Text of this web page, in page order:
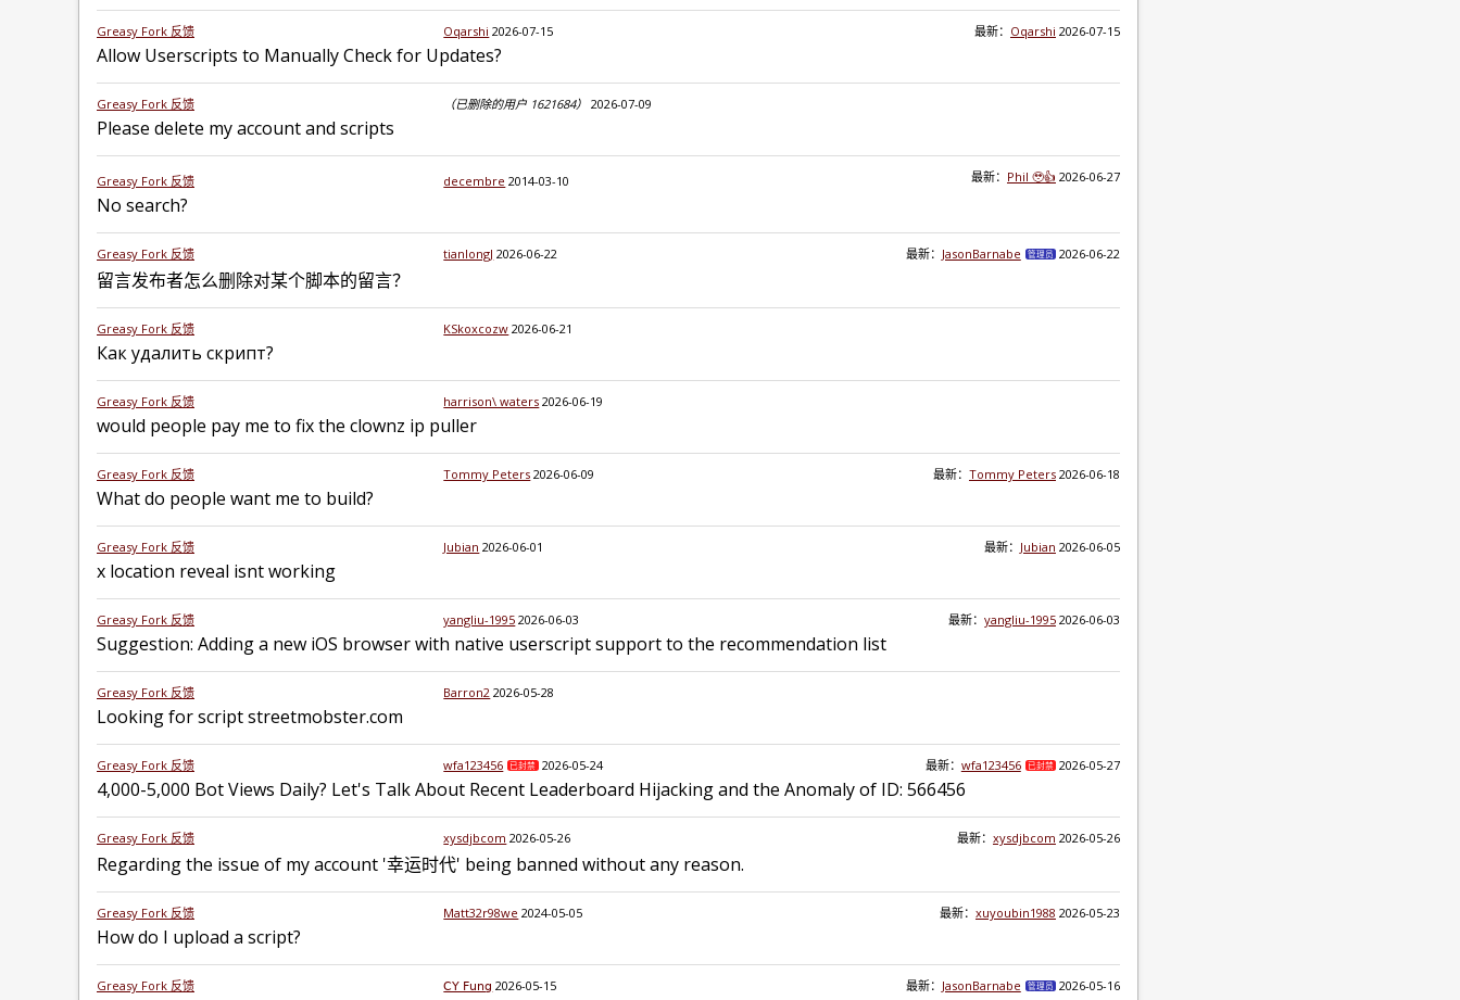
Greasy Fork 反馈 Oqarshi 2026-07-15 最新： Oqarshi 2026-07-15
Allow Userscripts to Manually Check for Updates?
Greasy Fork 反馈 （已删除的用户 1621684） 2026-07-09
Please delete my account and scripts
Greasy Fork 反馈 decembre 2014-03-10 最新： Phil 🥹👍 2026-06-27
No search?
Greasy Fork 反馈 tianlongJ 2026-06-22 最新： JasonBarnabe 管理员 2026-06-22
留言发布者怎么删除对某个脚本的留言？
Greasy Fork 反馈 KSkoxcozw 2026-06-21
Как удалить скрипт?
Greasy Fork 反馈 harrison\ waters 2026-06-19
would people pay me to fix the clownz ip puller
Greasy Fork 反馈 Tommy Peters 2026-06-09 最新： Tommy Peters 2026-06-18
What do people want me to build?
Greasy Fork 反馈 Jubian 2026-06-01 最新： Jubian 2026-06-05
x location reveal isnt working
Greasy Fork 反馈 yangliu-1995 2026-06-03 最新： yangliu-1995 2026-06-03
Suggestion: Adding a new iOS browser with native userscript support to the recommendation list
Greasy Fork 反馈 Barron2 2026-05-28
Looking for script streetmobster.com
Greasy Fork 反馈 wfa123456 已封禁 2026-05-24 最新： wfa123456 已封禁 2026-05-27
4,000-5,000 Bot Views Daily? Let's Talk About Recent Leaderboard Hijacking and the Anomaly of ID: 566456
Greasy Fork 反馈 xysdjbcom 2026-05-26 最新： xysdjbcom 2026-05-26
Regarding the issue of my account '幸运时代' being banned without any reason.
Greasy Fork 反馈 Matt32r98we 2024-05-05 最新： xuyoubin1988 2026-05-23
How do I upload a script?
Greasy Fork 反馈 𝖢𝖸 𝖥𝗎𝗇𝗀 2026-05-15 最新： JasonBarnabe 管理员 2026-05-16